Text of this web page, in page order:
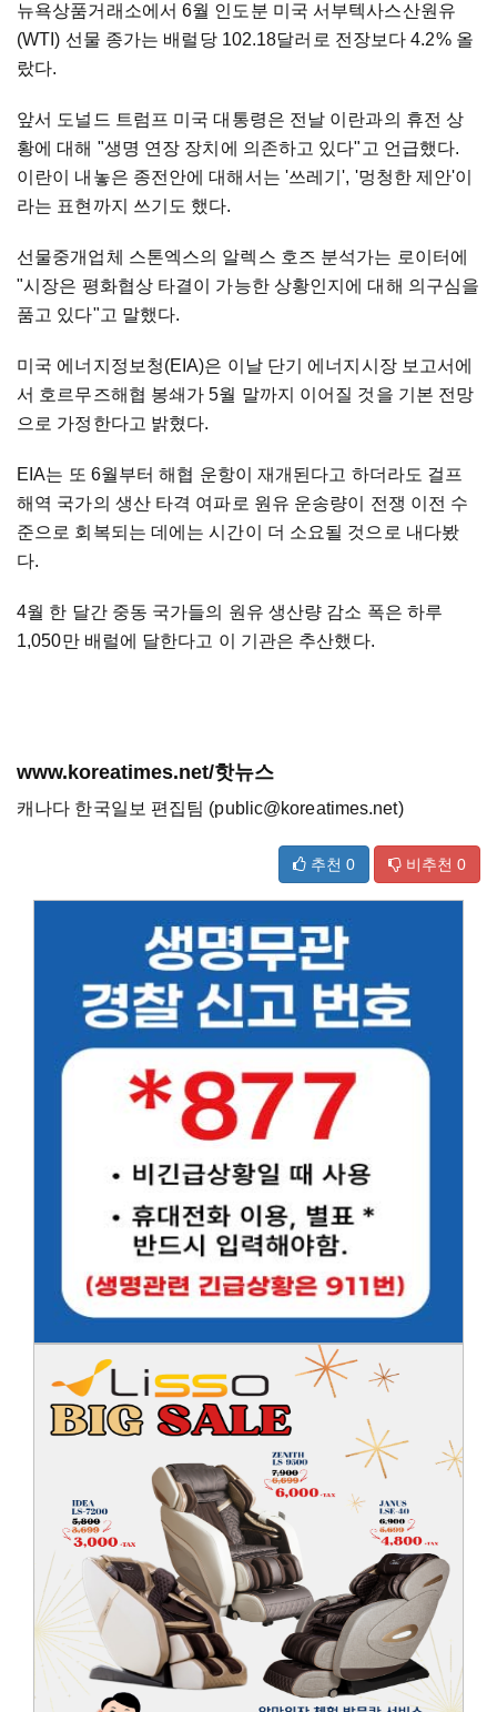
뉴욕상품거래소에서 6월 인도분 미국 서부텍사스산원유
(WTI) 선물 종가는 배럴당 102.18달러로 전장보다 4.2% 올
랐다.
앞서 도널드 트럼프 미국 대통령은 전날 이란과의 휴전 상
황에 대해 "생명 연장 장치에 의존하고 있다"고 언급했다.
이란이 내놓은 종전안에 대해서는 '쓰레기', '멍청한 제안'이
라는 표현까지 쓰기도 했다.
선물중개업체 스톤엑스의 알렉스 호즈 분석가는 로이터에
"시장은 평화협상 타결이 가능한 상황인지에 대해 의구심을
품고 있다"고 말했다.
미국 에너지정보청(EIA)은 이날 단기 에너지시장 보고서에
서 호르무즈해협 봉쇄가 5월 말까지 이어질 것을 기본 전망
으로 가정한다고 밝혔다.
EIA는 또 6월부터 해협 운항이 재개된다고 하더라도 걸프
해역 국가의 생산 타격 여파로 원유 운송량이 전쟁 이전 수
준으로 회복되는 데에는 시간이 더 소요될 것으로 내다봤
다.
4월 한 달간 중동 국가들의 원유 생산량 감소 폭은 하루
1,050만 배럴에 달한다고 이 기관은 추산했다.
www.koreatimes.net/핫뉴스
캐나다 한국일보 편집팀 (public@koreatimes.net)
추천 0 비추천 0